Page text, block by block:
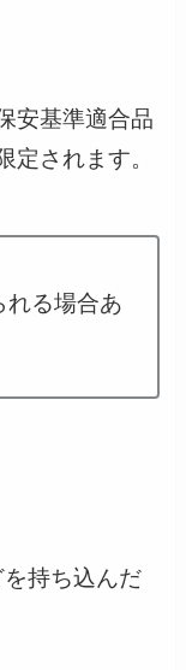
安基準適合品
定されます。
れる場合あ
持ち込んだ